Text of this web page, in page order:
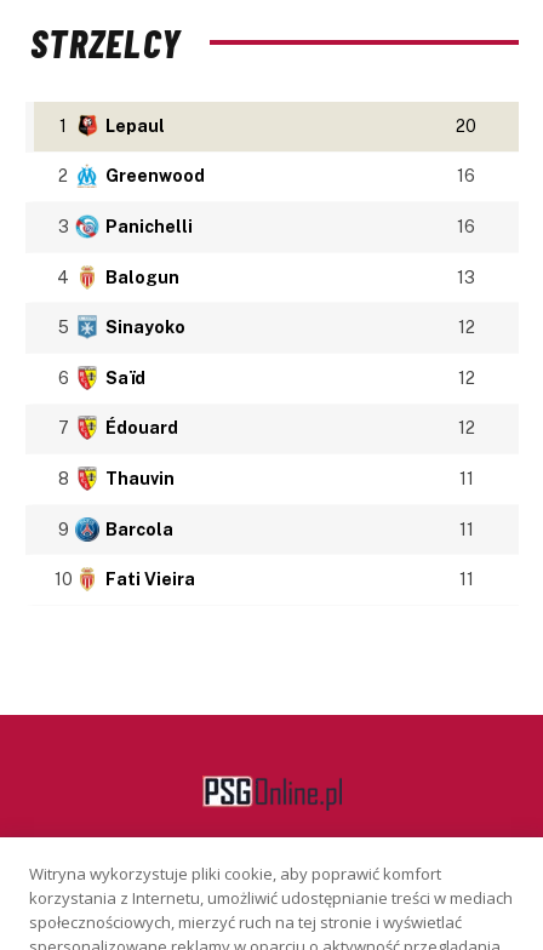
STRZELCY
1 Lepaul 20
2 Greenwood 16
3 Panichelli 16
4 Balogun 13
5 Sinayoko 12
6 Saïd 12
7 Édouard 12
8 Thauvin 11
9 Barcola 11
10 Fati Vieira 11
Facebook
Witryna wykorzystuje pliki cookie, aby poprawić komfort
korzystania z Internetu, umożliwić udostępnianie treści w mediach
społecznościowych, mierzyć ruch na tej stronie i wyświetlać